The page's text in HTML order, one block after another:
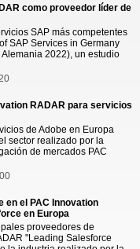
como proveedor líder de
SAP más competentes
SAP Services in Germany
2022), un estudio
RADAR para servicios
de Adobe en Europa
sector realizado por la
de mercados PAC
en el PAC Innovation
en Europa
proveedores de
"Leading Salesforce